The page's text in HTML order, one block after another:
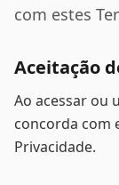
com estes
Aceitação
Ao acessar ou
concorda com
Privacidade.